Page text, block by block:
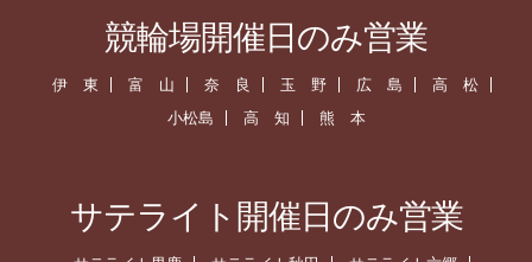
競輪場開催日のみ営業
伊 東 富 山 奈 良 玉 野 広 島
高 松
小松島
高 知 熊 本
サテライト開催日のみ営業